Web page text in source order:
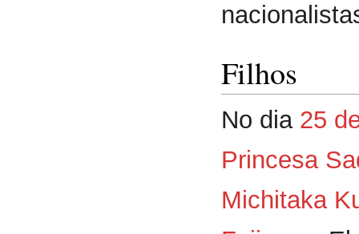
Filhos
No dia 25
Princesa
Michitaka